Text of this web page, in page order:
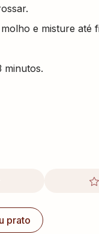
e misture até
minutos.
prato